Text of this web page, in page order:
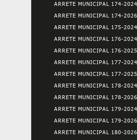
ARRETE MUNICIPAL 174-2024
ARRETE MUNICIPAL 174-2026
ARRETE MUNICIPAL 175-2024
ARRETE MUNICIPAL 176-2024
ARRETE MUNICIPAL 176-2025
ARRETE MUNICIPAL 177-2024
ARRETE MUNICIPAL 177-2025
ARRETE MUNICIPAL 178-2024
ARRETE MUNICIPAL 178-2026
ARRETE MUNICIPAL 179-2024
ARRETE MUNICIPAL 179-2026
ARRETE MUNICIPAL 180-2026